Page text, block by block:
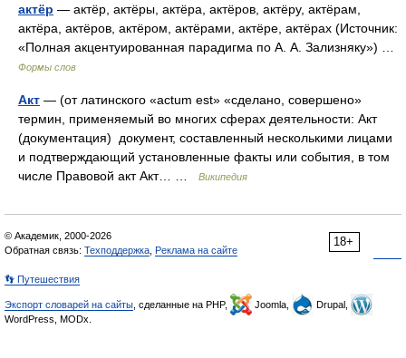
актёр — актёр, актёры, актёра, актёров, актёру, актёрам,
актёра, актёров, актёром, актёрами, актёре, актёрах (Источник:
«Полная акцентуированная парадигма по А. А. Зализняку») …
Формы слов
Акт — (от латинского «actum est» «сделано, совершено»
термин, применяемый во многих сферах деятельности: Акт
(документация) документ, составленный несколькими лицами
и подтверждающий установленные факты или события, в том
числе Правовой акт Акт… …
Википедия
18+
© Академик, 2000-2026
Обратная связь: Техподдержка Реклама на сайте
👣 Путешествия
Экспорт словарей на сайты , сделанные на PHP, Joomla,
Drupal,
WordPress, MODx.